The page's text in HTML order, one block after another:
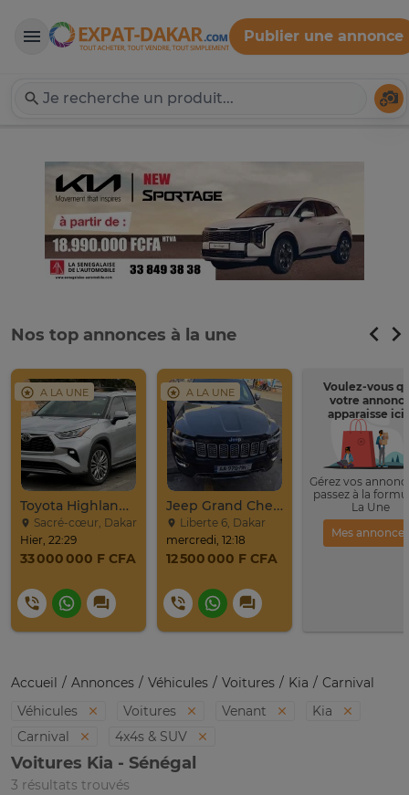
Expat-Dakar
Publier une annonce
Nos top annonces à la une
A LA UNE
Toyota Highlander Platinium 2023
Sacré-cœur, Dakar
Hier, 22:29
33 000 000 F CFA
A LA UNE
Jeep Grand Cherokee Overland 2019 À Vendre
Liberte 6, Dakar
mercredi, 12:18
12 500 000 F CFA
Voulez-vous
votre
apparaisse ici
Gérez vos
passez à la
La Une
Mes annonces
Accueil Annonces Véhicules Voitures Kia
Carnival
Véhicules
Voitures Venant
Kia
Carnival
4x4s & SUV
Voitures Kia - Sénégal
3 résultats trouvés